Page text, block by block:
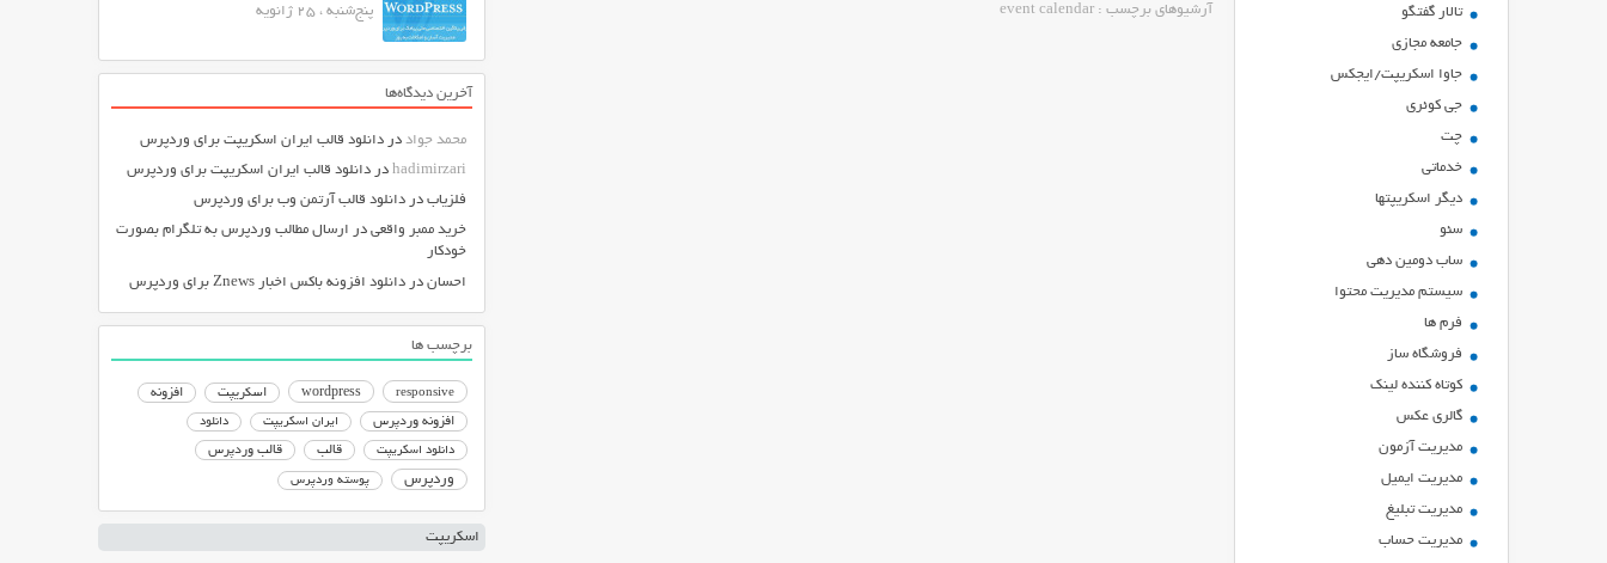
تالار گفتگو
جامعه مجازی
جاوا اسکریپت/ایجکس
جی کوئری
چت
خدماتی
ديگر اسكريپتها
سئو
ساب دومین دهی
سیستم مدیریت محتوا
فرم ها
فروشگاه ساز
کوتاه کننده لینک
گالری عکس
مدیریت آزمون
مدیریت ایمیل
مدیریت تبلیغ
مدیریت حساب
آرشیوهای برچسب : event calendar
پنج‌شنبه ، 25 ژانویه
آخرین دیدگاه‌ها
محمد جواد در دانلود قالب ایران اسکریپت برای وردپرس
hadimirzari در دانلود قالب ایران اسکریپت برای وردپرس
فلزیاب در دانلود قالب آرتمن وب برای وردپرس
خرید ممبر واقعی در ارسال مطالب وردپرس به تلگرام بصورت
خودکار
احسان در دانلود افزونه باکس اخبار Znews برای وردپرس
برچسب ها
responsive
wordpress اسکریپت
افزونه
افزونه وردپرس
ایران اسکریپت دانلود
دانلود اسکریپت قالب قالب وردپرس
وردپرس پوسته وردپرس
اسکریپت